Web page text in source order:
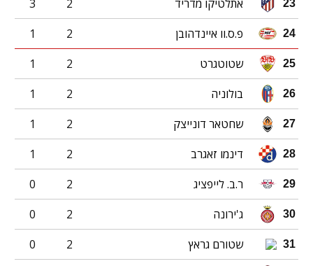
23 אתלטיקו מדריד 2
3
24 פ.ס.וו איינדהובן 2
1
25 שטוטגרט 2
1
26 בולוניה 2
1
27 שחטאר דונייצק 2
1
28 דינמו זאגרב 2
1
29 ר.ב. לייפציג 2
0
30 ג'ירונה 2
0
31 שטורם גראץ 2
0